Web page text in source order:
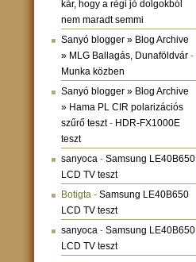
kár, hogy a régi jó dolgokból
nem maradt semmi
Sanyó blogger » Blog Archive
» MLG Ballagás, Dunaföldvár -
Munka közben
Sanyó blogger » Blog Archive
» Hama PL CIR polarizációs
szűrő teszt- HDR-FX1000E
teszt
sanyoca - Samsung LE40B650
LCD TV teszt
Botigta - Samsung LE40B650
LCD TV teszt
sanyoca - Samsung LE40B650
LCD TV teszt